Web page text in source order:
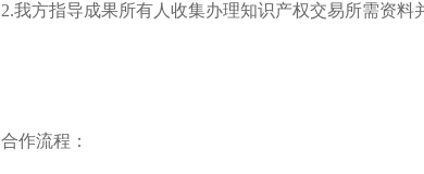
2.我方指导成果所有人收集办理知识产权交易所需资
合作流程：